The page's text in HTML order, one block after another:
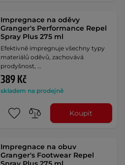
Impregnace na oděvy
Granger's Performance Repel
Spray Plus 275 ml
Efektivně impregnuje všechny typy
materiálů oděvů, zachovává
prodyšnost, …
389 Kč
skladem na prodejně
Koupit
Impregnace na obuv
Granger's Footwear Repel